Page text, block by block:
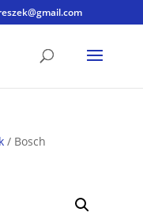
/ Bosch